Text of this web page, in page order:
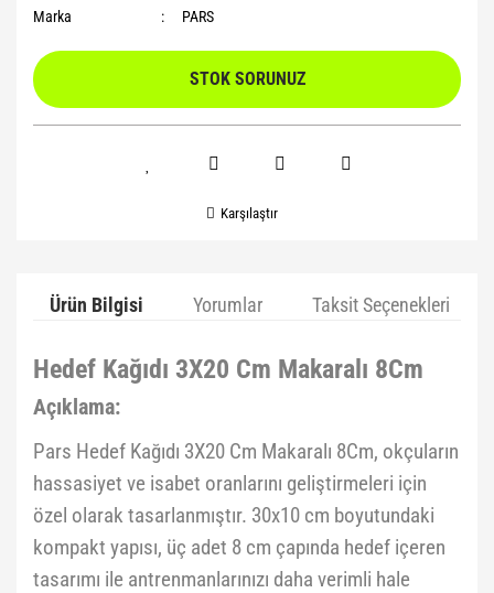
Marka
PARS
STOK SORUNUZ
Karşılaştır
Ürün Bilgisi Yorumlar Taksit Seçenekleri
Hedef Kağıdı 3X20 Cm Makaralı 8Cm
Açıklama:
Pars Hedef Kağıdı 3X20 Cm Makaralı 8Cm, okçuların
hassasiyet ve isabet oranlarını geliştirmeleri için
özel olarak tasarlanmıştır. 30x10 cm boyutundaki
kompakt yapısı, üç adet 8 cm çapında hedef içeren
tasarımı ile antrenmanlarınızı daha verimli hale